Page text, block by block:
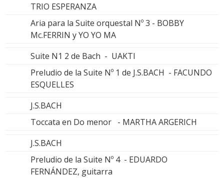
TRIO ESPERANZA
Aria para la Suite orquestal Nº 3 - BOBBY
Mc.FERRIN y YO YO MA
Suite N1 2 de Bach - UAKTI
Preludio de la Suite Nº 1 de J.S.BACH - FACUNDO
ESQUELLES
J.S.BACH
Toccata en Do menor - MARTHA ARGERICH
J.S.BACH
Preludio de la Suite Nº 4 - EDUARDO
FERNÁNDEZ, guitarra